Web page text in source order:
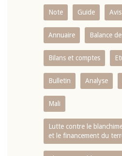
Note Guide
Annuaire Balance
Bilans et comptes
Bulletin Analyse
Mali
Lutte contre le
et le financement du